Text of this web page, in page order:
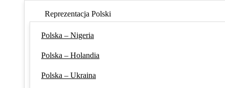
Reprezentacja Polski
Polska – Nigeria
Polska – Holandia
Polska – Ukraina